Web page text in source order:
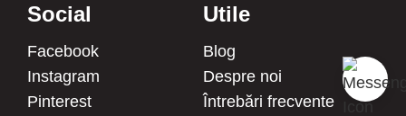
Social
Facebook
Instagram
Pinterest
Utile
Blog
Despre noi
Întrebări frecvente